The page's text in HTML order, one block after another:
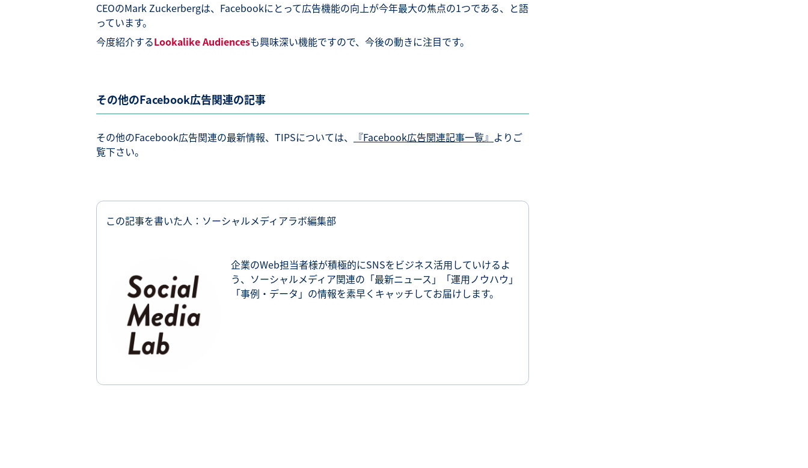
CEOのMark Zuckerbergは、Facebookにとって広告機能の向上が今年最大の焦点の1つである、と語
っています。
今度紹介するLookalike Audiencesも興味深い機能ですので、今後の動きに注目です。
その他のFacebook広告関連の記事
その他のFacebook広告関連の最新情報、TIPSについては、 『Facebook広告関連記事一覧』 よりご
覧下さい。
この記事を書いた人：ソーシャルメディアラボ編集部
企業のWeb担当者様が積極的にSNSをビジネス活用していけるよ
う、ソーシャルメディア関連の「最新ニュース」「運用ノウハウ」
「事例・データ」の情報を素早くキャッチしてお届けします。